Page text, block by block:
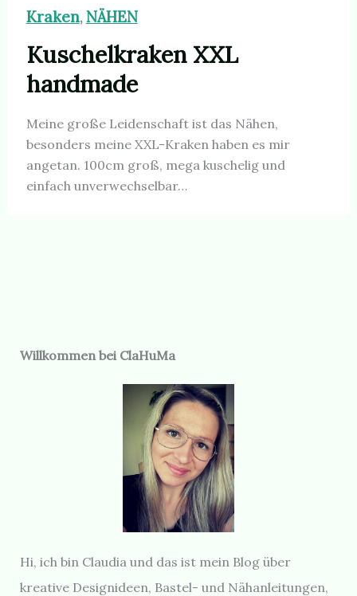
Kraken, NÄHEN
Kuschelkraken XXL
handmade
Meine große Leidenschaft ist das Nähen,
besonders meine XXL-Kraken haben es mir
angetan. 100cm groß, mega kuschelig und
einfach unverwechselbar…
Willkommen bei ClaHuMa
Hi, ich bin Claudia und das ist mein Blog über
kreative Designideen, Bastel- und Nähanleitungen,